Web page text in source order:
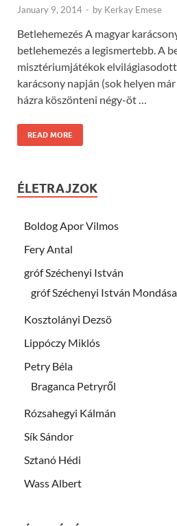
January 9, 2014 - by Kerkay Emese
Betlehemezés A magyar
betlehemezés a legismertebb. A
misztériumjátékok
karácsony napján (sok helyen
házra köszönteni négy-öt …
READ MORE
ÉLETRAJZOK
Boldog Apor Vilmos
Fery Antal
gróf Széchenyi István
gróf Széchenyi István
Kosztolányi Dezsö
Lippóczy Miklós
Petry Béla
Braganca Petryről
Rózsahegyi Kálmán
Sík Sándor
Sztanó Hédi
Wass Albert